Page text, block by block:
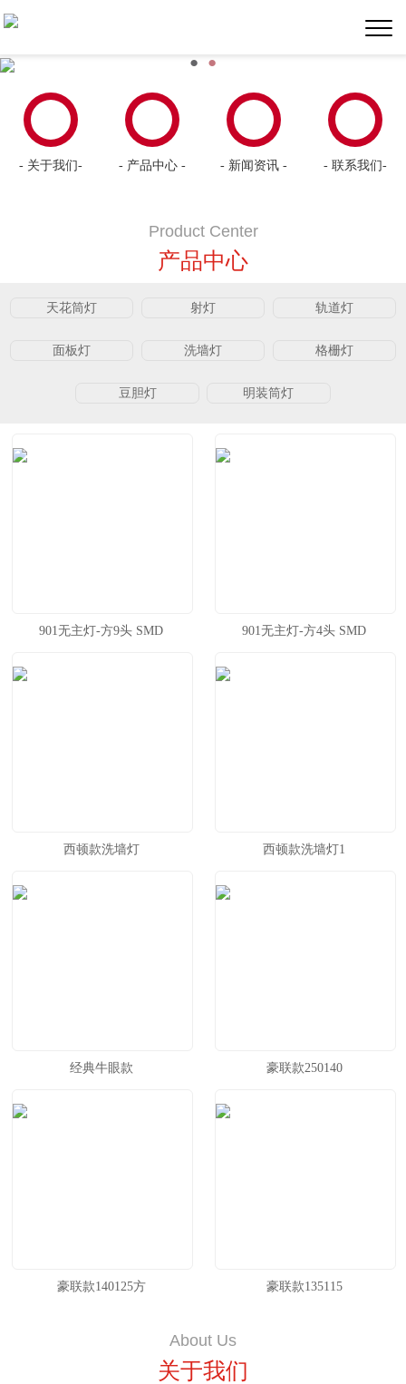
● ●
- 关于我们- - 产品中心 - - 新闻资讯 - - 联系我们-
Product Center
产品中心
天花筒灯 射灯 轨道灯
面板灯 洗墙灯 格栅灯
豆胆灯 明装筒灯
901无主灯-方9头 SMD 901无主灯-方4头 SMD
西顿款洗墙灯 西顿款洗墙灯1
经典牛眼款 豪联款250140
豪联款140125方 豪联款135115
About Us
关于我们